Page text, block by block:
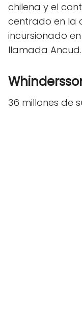
chilena y el
centrado en la
incursionado
llamada Ancud.
36 millones de